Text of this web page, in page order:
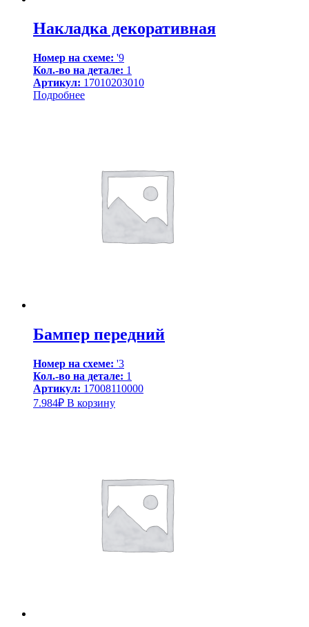
Накладка декоративная
Номер на схеме: '9
Кол.-во на детале: 1
Артикул: 17010203010
Подробнее
Бампер передний
Номер на схеме: '3
Кол.-во на детале: 1
Артикул: 17008110000
7.984₽ В корзину